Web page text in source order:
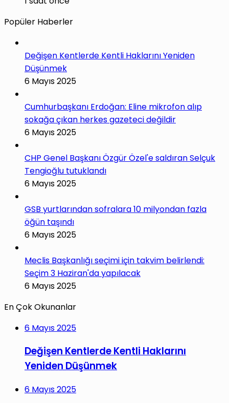
Popüler Haberler
Değişen Kentlerde Kentli Haklarını Yeniden
Düşünmek
6 Mayıs 2025
Cumhurbaşkanı Erdoğan: Eline mikrofon alıp
sokağa çıkan herkes gazeteci değildir
6 Mayıs 2025
CHP Genel Başkanı Özgür Özel'e saldıran Selçuk
Tengioğlu tutuklandı
6 Mayıs 2025
GSB yurtlarından sofralara 10 milyondan fazla
öğün taşındı
6 Mayıs 2025
Meclis Başkanlığı seçimi için takvim belirlendi:
Seçim 3 Haziran'da yapılacak
6 Mayıs 2025
En Çok Okunanlar
6 Mayıs 2025
Değişen Kentlerde Kentli Haklarını
Yeniden Düşünmek
6 Mayıs 2025